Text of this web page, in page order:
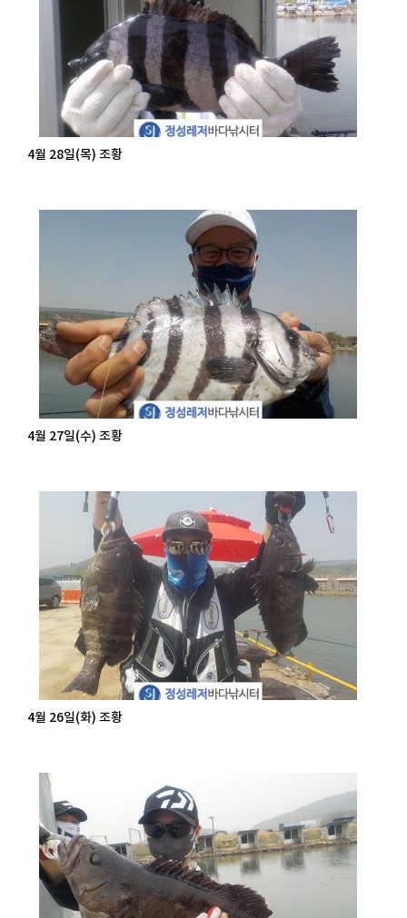
4월 28일(목) 조황
4월 27일(수) 조황
4월 26일(화) 조황